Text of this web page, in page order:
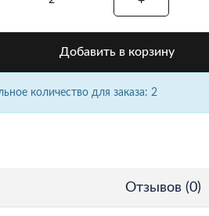
Добавить в корзину
количество для заказа: 2
Отзывов (0)